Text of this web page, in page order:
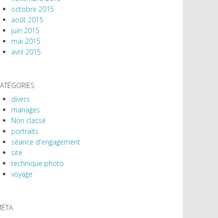
octobre 2015
août 2015
juin 2015
mai 2015
avril 2015
divers
mariages
Non classé
portraits
séance d'engagement
site
technique photo
voyage